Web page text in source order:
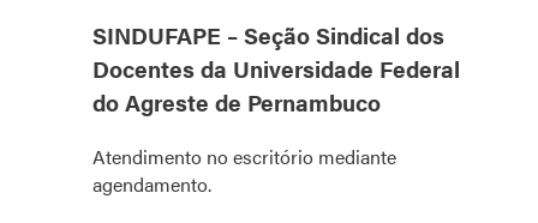
SINDUFAPE – Seção Sindical dos
Docentes da Universidade Federal
do Agreste de Pernambuco
Atendimento no escritório mediante
agendamento.